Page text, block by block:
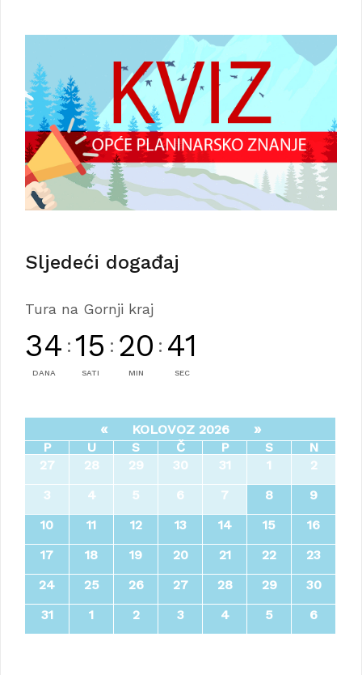
Sljedeći događaj
Tura na Gornji kraj
34
DANA
: 15
SATI
: 20
MIN
: 38
SEC
« KOLOVOZ 2026 »
P U S Č P S
N
27
28 29 30 31 1
2
3
4 5 6 7 8
9
10
11 12 13 14 15
16
17
18 19 20 21 22
23
24
25 26 27 28 29
30
31
1 2 3 4 5 6